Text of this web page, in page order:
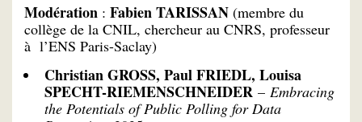
Modération : Fabien TARISSAN (membre du
collège de la CNIL, chercheur au CNRS, professeur
à l’ENS Paris-Saclay)
Christian GROSS, Paul FRIEDL, Louisa
SPECHT-RIEMENSCHNEIDER – Embracing
the Potentials of Public Polling for Data